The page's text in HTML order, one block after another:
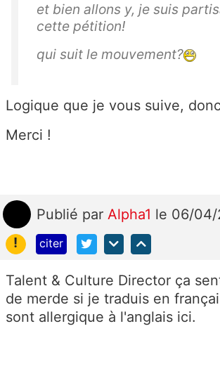
et bien allons y, je suis
cette pétition!
qui suit le mouvement?
Logique que je vous suive,
Merci !
Publié par Alpha1 le 06/04/
!
citer
Talent & Culture Director ça
de merde si je traduis en
sont allergique à l'anglais ici.